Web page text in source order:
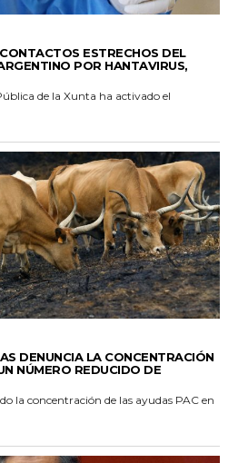
ESTRECHOS DEL
POR HANTAVIRUS,
de la Xunta ha activado el
DENUNCIA LA CONCENTRACIÓN
NÚMERO REDUCIDO DE
la concentración de las ayudas PAC en